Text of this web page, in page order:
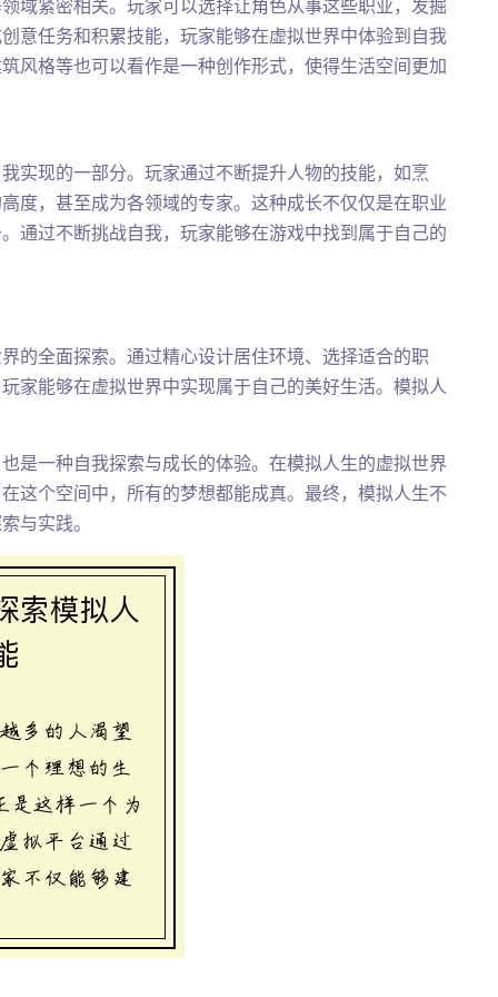
域紧密相关。玩家可以选择让角色从事这些职业，发掘
意任务和积累技能，玩家能够在虚拟世界中体验到自我
风格等也可以看作是一种创作形式，使得生活空间更加
实现的一部分。玩家通过不断提升人物的技能，如烹
度，甚至成为各领域的专家。这种成长不仅仅是在职业
通过不断挑战自我，玩家能够在游戏中找到属于自己的
的全面探索。通过精心设计居住环境、选择适合的职
家能够在虚拟世界中实现属于自己的美好生活。模拟人
是一种自我探索与成长的体验。在模拟人生的虚拟世界
这个空间中，所有的梦想都能成真。最终，模拟人生不
与实践。